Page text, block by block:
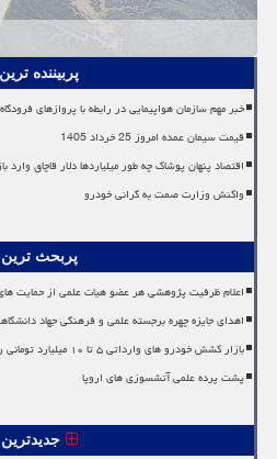
پربیننده
خبر مهم سازمان هواپیمایی در رابطه با پروازهای
قیمت سیمان عمده امروز 25 خرداد 1405
اقتصاد پنهان پوشاک چه طور میلیاردها دلار قاچاق وارد
واکنش وزارت صمت به گرانی خودرو
پربحث ترین
اعلام ظرفیت پژوهشی هر عضو هیات علمی از حمایت
اهدای جایزه چهره برجسته علمی و فرهنگی جهاد
بازار کشش خودرو های وارداتی ۵ تا ۱۰ میلیارد تومانی را ندارد
پشت پرده علمی آتشسوزی های اروپا
جدیدترین